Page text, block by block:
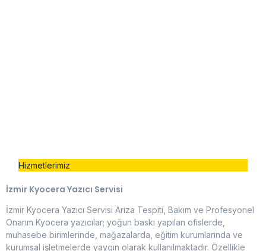
Hizmetlerimiz
İzmir Kyocera Yazıcı Servisi
İzmir Kyocera Yazıcı Servisi Arıza Tespiti, Bakım ve Profesyonel
Onarım Kyocera yazıcılar; yoğun baskı yapılan ofislerde,
muhasebe birimlerinde, mağazalarda, eğitim kurumlarında ve
kurumsal işletmelerde yaygın olarak kullanılmaktadır. Özellikle